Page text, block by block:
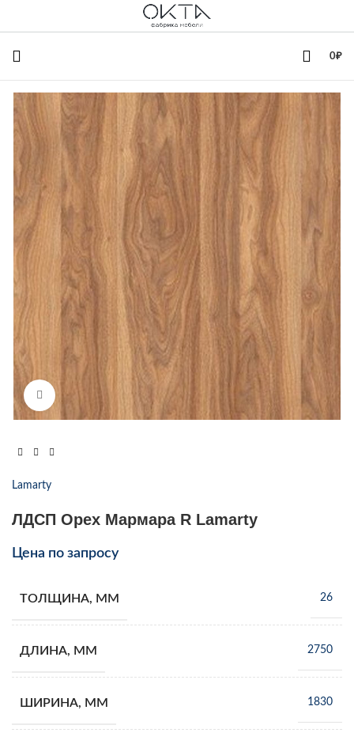
0₽
Увеличить
Lamarty
ЛДСП Орех Мармара R Lamarty
Цена по запросу
ТОЛЩИНА, ММ 26
ДЛИНА, ММ 2750
ШИРИНА, ММ 1830